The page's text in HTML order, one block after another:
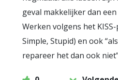
geval makkelijker dan
Werken volgens het
Simple, Stupid) en ook
repareer het dan ook